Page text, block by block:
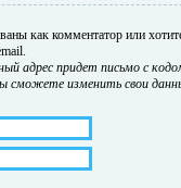
как комментатор или
адрес придет письмо с
сможете изменить свои